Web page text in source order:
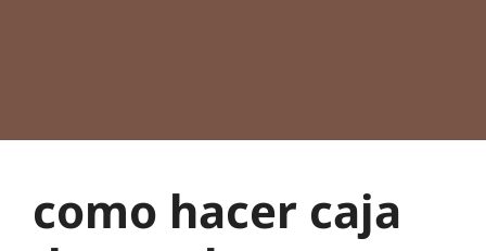
como hacer caja